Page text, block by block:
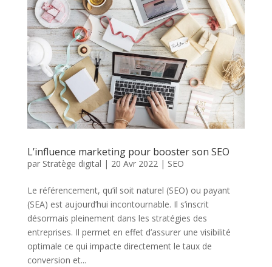
L’influence marketing pour booster son SEO
par Stratège digital | 20 Avr 2022| SEO
Le référencement, qu’il soit naturel (SEO) ou payant
(SEA) est aujourd’hui incontournable. Il s’inscrit
désormais pleinement dans les stratégies des
entreprises. Il permet en effet d’assurer une visibilité
optimale ce qui impacte directement le taux de
conversion et...